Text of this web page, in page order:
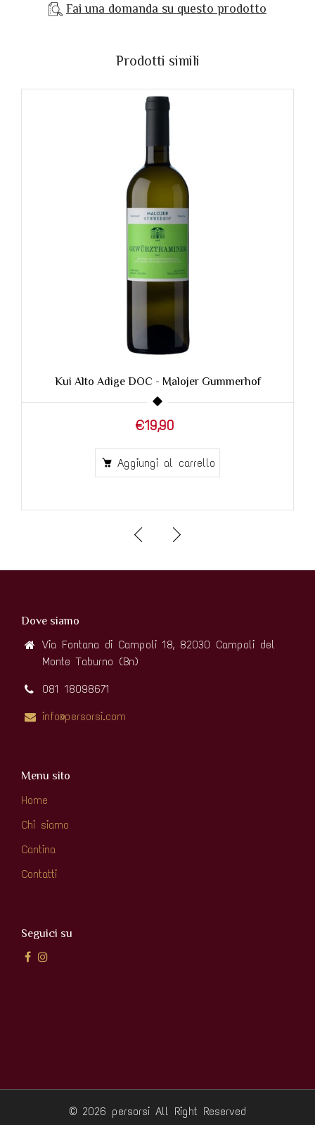
Fai una domanda su questo prodotto
Prodotti simili
Alto Adige DOC - Malojer Gummerhof
Aggiungi al carrello
Dove siamo
Via Fontana di Campoli 18, 82030 Campoli del
Monte Taburno (Bn)
081 18098671
info@persorsi.com
Menu sito
Home
Chi siamo
Cantina
Contatti
Seguici su
© 2026 persorsi All Right Reserved